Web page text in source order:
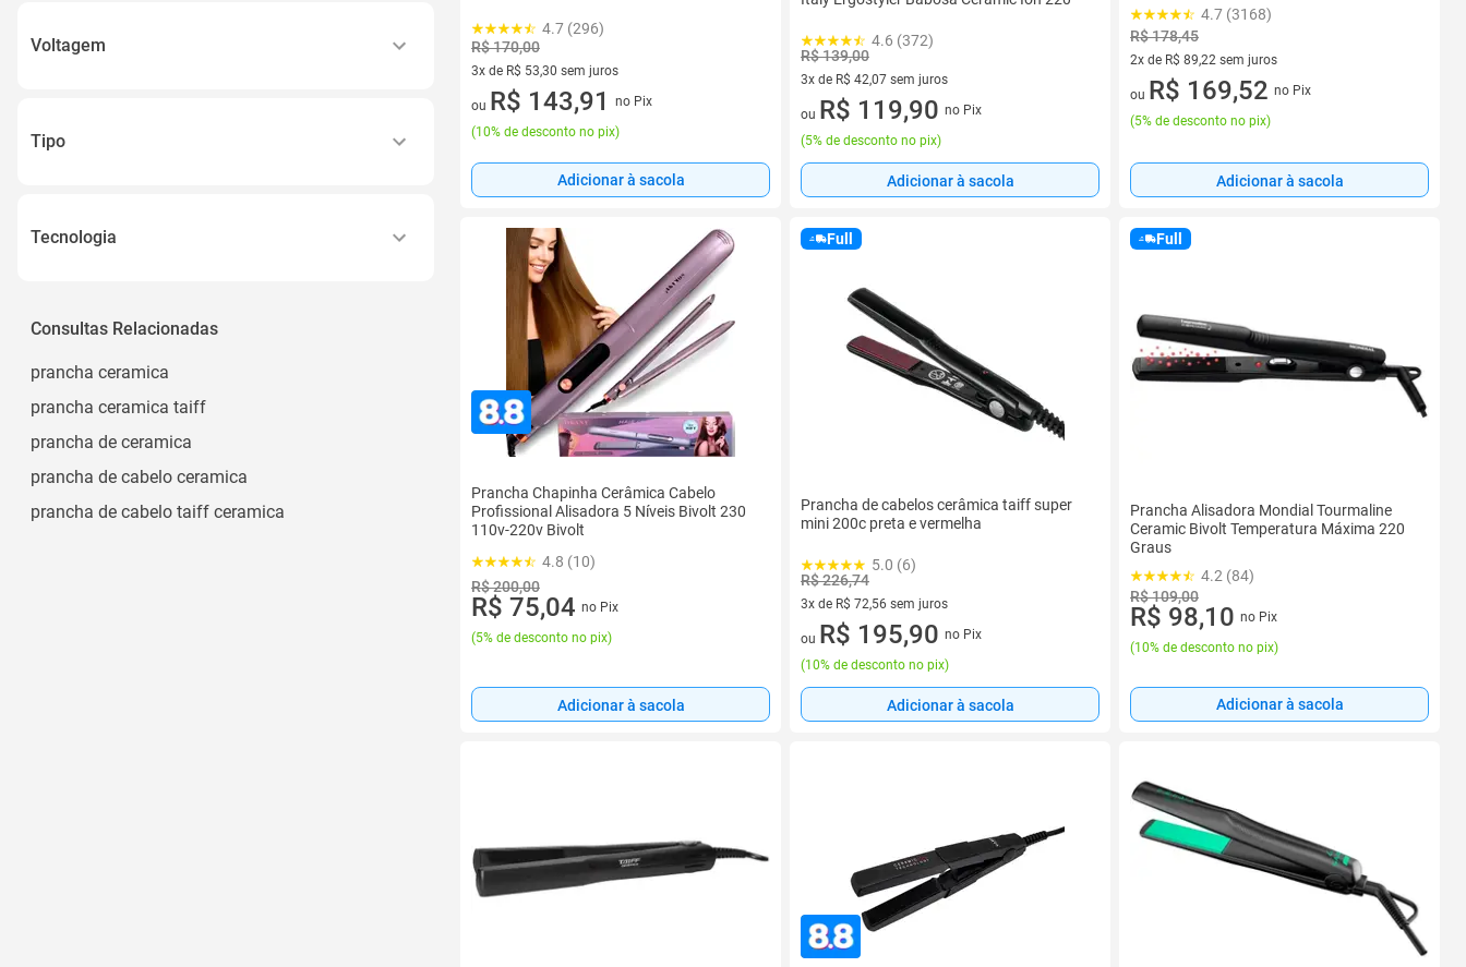
Voltagem
Tipo
Tecnologia
Ptc
Consultas Relacionadas
prancha ceramica
prancha ceramica taiff
prancha de ceramica
prancha de cabelo ceramica
prancha de cabelo taiff ceramica
4.7 (296)
R$ 170,00
3x de R$ 53,30 sem juros
3 vez de R$ 53,30 sem juros
ou R$ 143,91
no Pix
(10% de desconto no pix)
Adicionar à sacola
4.6 (372)
R$ 139,00
3x de R$ 42,07 sem juros
3 vez de R$ 42,07 sem juros
ou R$ 119,90 no Pix
(5% de desconto no pix)
Adicionar à sacola
4.7 (3168)
R$ 178,45
2x de R$ 89,22 sem juros
2 vez de R$ 89,22 sem juros
ou R$ 169,52 no Pix
(5% de desconto no pix)
Adicionar à sacola
Prancha Chapinha Cerâmica Cabelo
Profissional Alisadora 5 Níveis Bivolt 230
110v-220v Bivolt
4.8 (10)
R$ 200,00
R$ 75,04 no Pix
(5% de desconto no pix)
Adicionar à sacola
Full
Prancha de cabelos cerâmica taiff super
mini 200c preta e vermelha
5.0 (6)
R$ 226,74
3x de R$ 72,56 sem juros
3 vez de R$ 72,56 sem juros
ou R$ 195,90 no Pix
(10% de desconto no pix)
Adicionar à sacola
Full
Prancha Alisadora Mondial Tourmaline
Ceramic Bivolt Temperatura Máxima 220
Graus
4.2 (84)
R$ 109,00
R$ 98,10 no Pix
(10% de desconto no pix)
Adicionar à sacola